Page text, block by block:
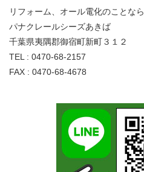
リフォーム、オール電化のことなら
パナクレールシーズあきば
千葉県夷隅郡御宿町新町３１２
TEL : 0470-68-2157
FAX : 0470-68-4678